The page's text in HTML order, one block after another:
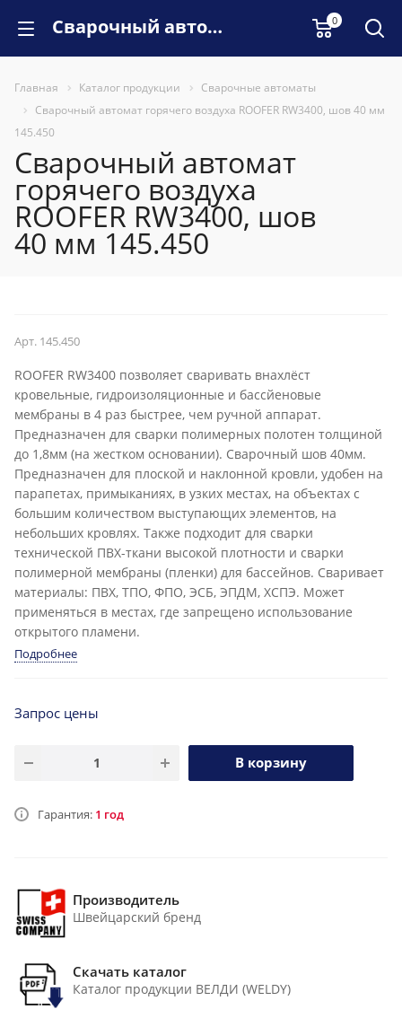
Сварочный автомат горячего воздуха ROOFER RW3400, шов 40 мм 145.450 0
Главная Каталог продукции
Сварочные автоматы
Сварочный автомат горячего воздуха ROOFER RW3400, шов 40 мм
145.450
Сварочный автомат
горячего воздуха
ROOFER RW3400, шов
40 мм 145.450
Арт. 145.450
ROOFER RW3400 позволяет сваривать внахлёст
кровельные, гидроизоляционные и бассйеновые
мембраны в 4 раз быстрее, чем ручной аппарат.
Предназначен для сварки полимерных полотен толщиной
до 1,8мм (на жестком основании). Сварочный шов 40мм.
Предназначен для плоской и наклонной кровли, удобен на
парапетах, примыканиях, в узких местах, на объектах с
большим количеством выступающих элементов, на
небольших кровлях. Также подходит для сварки
технической ПВХ-ткани высокой плотности и сварки
полимерной мембраны (пленки) для бассейнов. Сваривает
материалы: ПВХ, ТПО, ФПО, ЭСБ, ЭПДМ, ХСПЭ. Может
применяться в местах, где запрещено использование
открытого пламени.
Подробнее
Запрос цены
В корзину
Гарантия: 1 год
Производитель
Швейцарский бренд
Скачать каталог
Каталог продукции ВЕЛДИ (WELDY)